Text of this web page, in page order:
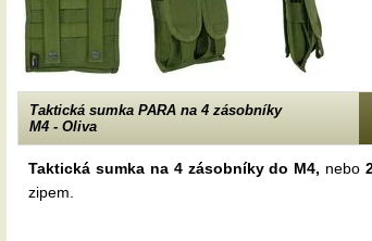
Taktická sumka PARA na 4 zásobníky
M4 - Oliva
Taktická sumka na 4 zásobníky do M4, nebo
zipem.